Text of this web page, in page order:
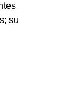
su